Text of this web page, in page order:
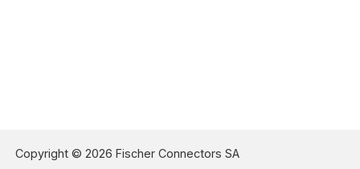
Copyright © 2026 Fischer Connectors SA